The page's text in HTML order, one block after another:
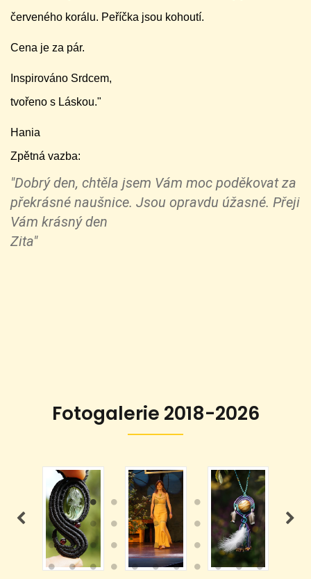
červeného korálu. Peříčka jsou kohoutí.
Cena je za pár.
Inspirováno Srdcem,
tvořeno s Láskou."
Hania
Zpětná vazba:
"Dobrý den, chtěla jsem Vám moc poděkovat za
překrásné naušnice. Jsou opravdu úžasné. Přeji
Vám krásný den
Zita"
Fotogalerie 2018-2026